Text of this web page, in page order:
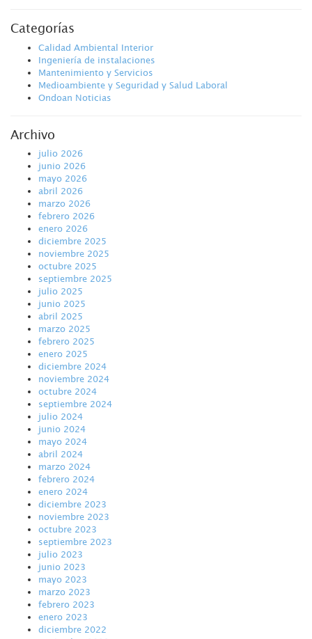
Categorías
Calidad Ambiental Interior
Ingeniería de instalaciones
Mantenimiento y Servicios
Medioambiente y Seguridad y Salud Laboral
Ondoan Noticias
Archivo
julio 2026
junio 2026
mayo 2026
abril 2026
marzo 2026
febrero 2026
enero 2026
diciembre 2025
noviembre 2025
octubre 2025
septiembre 2025
julio 2025
junio 2025
abril 2025
marzo 2025
febrero 2025
enero 2025
diciembre 2024
noviembre 2024
octubre 2024
septiembre 2024
julio 2024
junio 2024
mayo 2024
abril 2024
marzo 2024
febrero 2024
enero 2024
diciembre 2023
noviembre 2023
octubre 2023
septiembre 2023
julio 2023
junio 2023
mayo 2023
marzo 2023
febrero 2023
enero 2023
diciembre 2022